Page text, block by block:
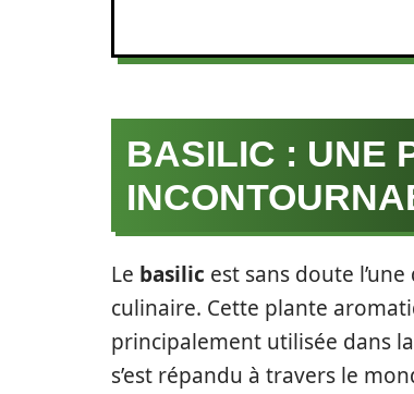
BASILIC : UNE
Le basilic est sans doute
culinaire. Cette plante
principalement utilisée dans
s’est répandu à travers le